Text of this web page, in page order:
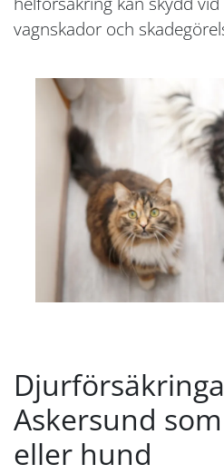
vagnskador och
Askersund
eller hund